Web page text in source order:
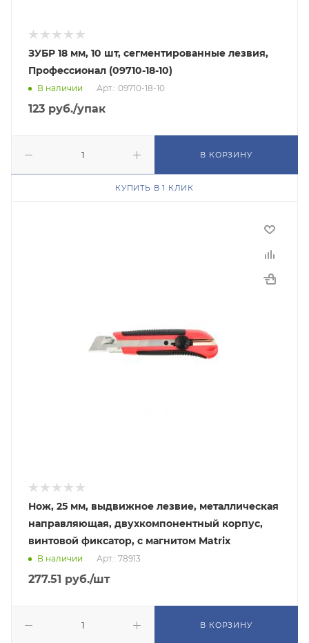
ЗУБР 18 мм, 10 шт, сегментированные лезвия,
Профессионал (09710-18-10)
В наличии Арт.: 09710-18-10
123 руб./упак
В КОРЗИНУ
КУПИТЬ В 1 КЛИК
Нож, 25 мм, выдвижное лезвие, металлическая
направляющая, двухкомпонентный корпус,
винтовой фиксатор, с магнитом Matrix
В наличии Арт.: 78913
277.51 руб./шт
В КОРЗИНУ